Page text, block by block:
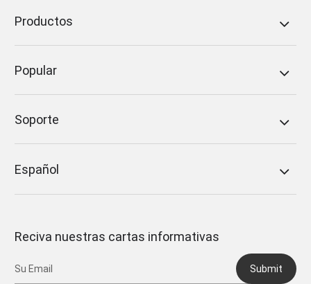
Productos
Popular
Soporte
Español
Reciva nuestras cartas informativas
Submit